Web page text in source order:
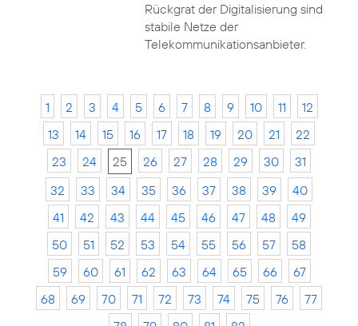
Rückgrat der Digitalisierung sind
stabile Netze der
Telekommunikationsanbieter.
1 2 3 4 5 6 7 8 9 10 11
12
13
14 15 16 17 18 19 20 21
22
23
24 25 26 27 28 29 30
31
32
33 34 35 36 37 38 39
40
41
42 43 44 45 46 47 48
49
50
51 52 53 54 55 56 57
58
59
60 61 62 63 64 65 66
67
68
69 70 71 72 73 74 75 76
77